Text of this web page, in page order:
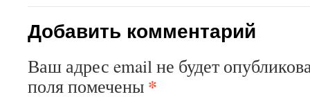
Добавить комментарий
Ваш адрес email не будет
поля помечены *